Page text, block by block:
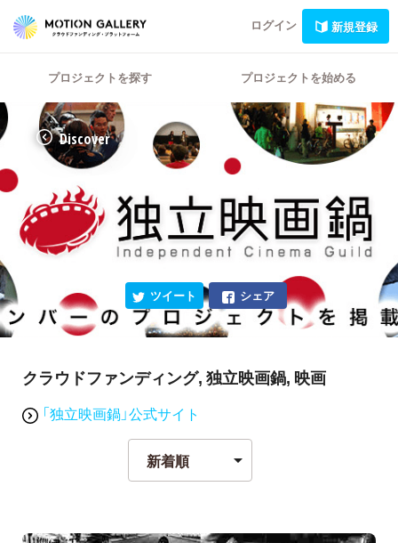
ログイン 新規登録
プロジェクトを探す プロジェクトを始める
Discover
シェア
ツイート
クラウドファンディング, 独立映画鍋, 映画
「独立映画鍋」公式サイト